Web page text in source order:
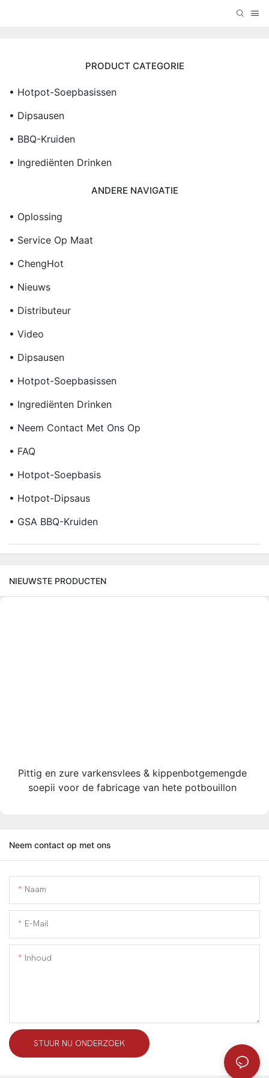
PRODUCT CATEGORIE
• Hotpot-Soepbasissen
• Dipsausen
• BBQ-Kruiden
• Ingrediënten Drinken
ANDERE NAVIGATIE
• Oplossing
• Service Op Maat
• ChengHot
• Nieuws
• Distributeur
• Video
• Dipsausen
• Hotpot-Soepbasissen
• Ingrediënten Drinken
• Neem Contact Met Ons Op
• FAQ
• Hotpot-Soepbasis
• Hotpot-Dipsaus
• GSA BBQ-Kruiden
NIEUWSTE PRODUCTEN
Pittig en zure varkensvlees & kippenbotgemengde
soepⅱ voor de fabricage van hete potbouillon
Neem contact op met ons
Naam
E-Mail
Inhoud
STUUR NU ONDERZOEK